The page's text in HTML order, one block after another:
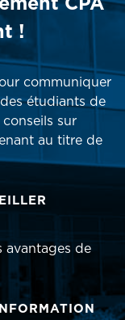
CPA
!
communiquer
étudiants de
sur
au titre de
avantages de